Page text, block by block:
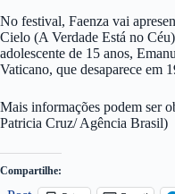
No festival, Faenza vai
Cielo (A Verdade Está no
adolescente de 15 anos,
Vaticano, que desaparece em
Mais informações podem ser
Patricia Cruz/ Agência Brasil)
Compartilhe: